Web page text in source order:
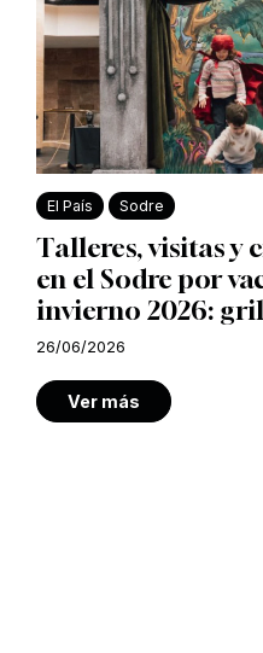
El País Sodre
Talleres, visitas y
en el Sodre por
invierno 2026:
26/06/2026
Ver más